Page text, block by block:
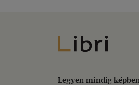
Libri
Legyen mindig